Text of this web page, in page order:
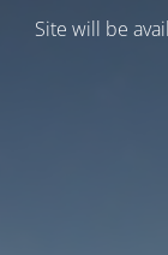
Site will be